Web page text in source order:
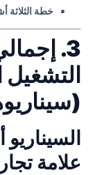
خطة الثلاثة أشهر: 3,000 دولار -
3.
التشغيل
علامة